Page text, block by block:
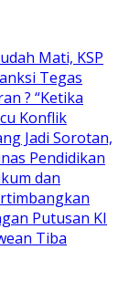
Mati, KSP
Tegas
? “Ketika
Konflik
Jadi Sorotan,
Pendidikan
dan
Putusan KI
Tiba